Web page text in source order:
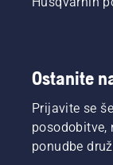
Ostanite
Prijavite se
posodobitve,
ponudbe